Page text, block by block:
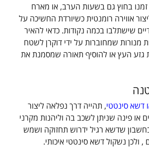
בחוץ גם בשעות הערב, או מארח
אווירה רומנטית כשיורדת החשיכה על
שישתלבו בכמה נקודות. כדאי להאיר
שמחוברות על ידי דוקרן לשטח
גזע העץ או להוסיף תאורה שמסמנת את
דשא סינטטי, תהייה דרך נפלאה ליצור
או פינה שניתן לשכב בה וליהנות מקרני
שדשא רגיל ידרוש תחזוקה ושמש